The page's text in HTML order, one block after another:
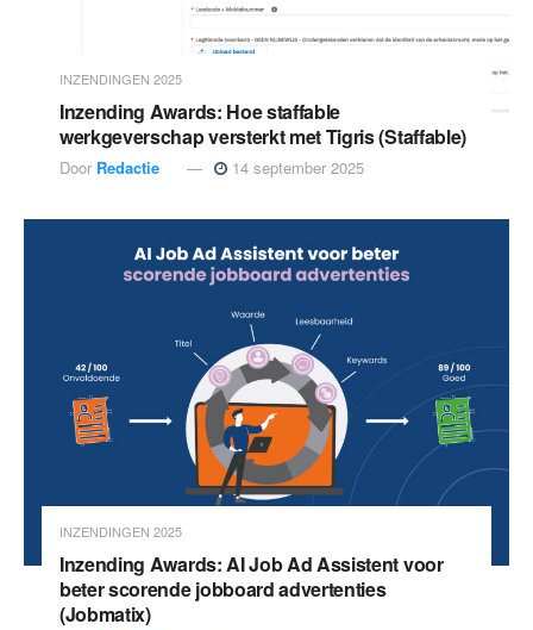
INZENDINGEN 2025
Inzending Awards: Hoe staffable
werkgeverschap versterkt met Tigris (Staffable)
Door Redactie 14 september 2025
INZENDINGEN 2025
Inzending Awards: AI Job Ad Assistent voor
beter scorende jobboard advertenties
(Jobmatix)